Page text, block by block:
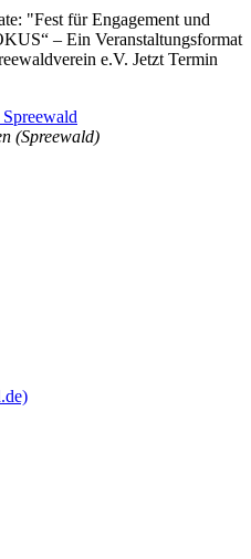
"Fest für Engagement und
– Ein Veranstaltungsformat
e.V. Jetzt Termin
(Spreewald)